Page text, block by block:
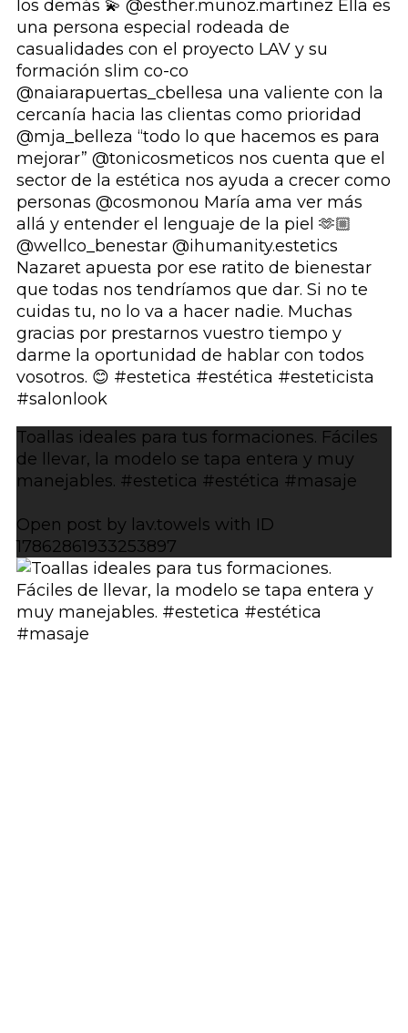
Toallas ideales para tus formaciones. Fáciles
de llevar, la modelo se tapa entera y muy
manejables. #estetica #estética #masaje
Open post by lav.towels with ID
17862861933253897